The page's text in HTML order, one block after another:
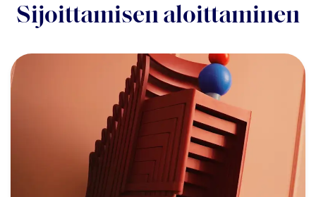
Sijoittamisen aloittaminen